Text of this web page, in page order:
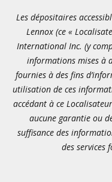
Les dépositaires
Lennox (ce «
International Inc. (y
informations mises à
fournies à des fins
utilisation de ces
accédant à ce
aucune garantie ou
suffisance des
des services